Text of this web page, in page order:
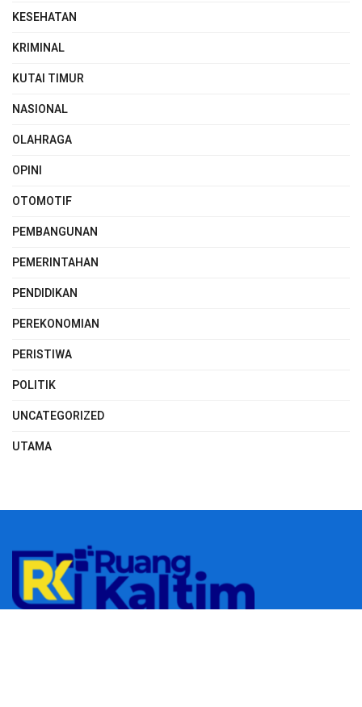
KESEHATAN
KRIMINAL
KUTAI TIMUR
NASIONAL
OLAHRAGA
OPINI
OTOMOTIF
PEMBANGUNAN
PEMERINTAHAN
PENDIDIKAN
PEREKONOMIAN
PERISTIWA
POLITIK
UNCATEGORIZED
UTAMA